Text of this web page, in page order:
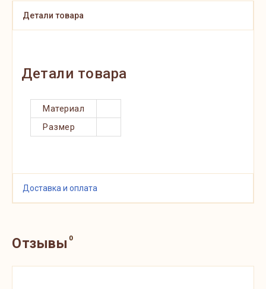
Детали товара
Детали товара
Материал
Размер
Доставка и оплата
Отзывы 0